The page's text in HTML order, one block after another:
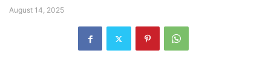
August 14, 2025